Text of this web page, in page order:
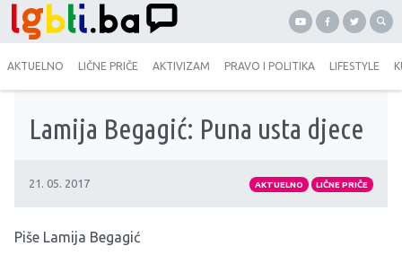
AKTUELNO LIČNE PRIČE AKTIVIZAM PRAVO I POLITIKA LIFESTYLE
Lamija Begagić: Puna usta djece
21. 05. 2017 AKTUELNO LIČNE PRIČE
Piše Lamija Begagić